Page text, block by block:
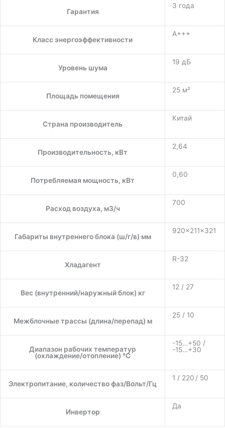
Гарантия
3 года
Класс энергоэффективности
A+++
Уровень шума
19 дБ
Площадь помещения
25 м²
Страна производитель
Китай
Производительность, кВт
2,64
Потребляемая мощность, кВт
0,60
Расход воздуха, м3/ч
700
Габариты внутреннего блока (ш/г/в) мм
920×211×321
Хладагент
R-32
Вес (внутренний/наружный блок) кг
12 / 27
Межблочные трассы (длина/перепад) м
25 / 10
Диапазон рабочих температур
(охлаждение/отопление) °C
-15…+50 /
-15…+30
Электропитание, количество фаз/Вольт/Гц
1 / 220 / 50
Инвертор
Да